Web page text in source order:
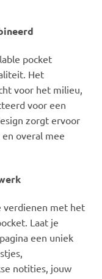
pocket
Het
voor het milieu,
voor een
zorgt ervoor
overal mee
verdienen met het
Laat je
een uniek
notities, jouw